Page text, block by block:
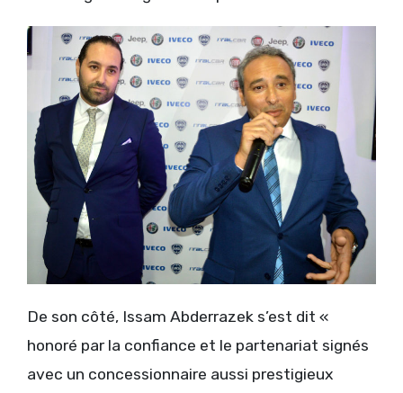
De son côté, Issam Abderrazek s’est dit «
honoré par la confiance et le partenariat signés
avec un concessionnaire aussi prestigieux